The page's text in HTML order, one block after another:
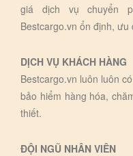
giá dịch vụ chuyển
Bestcargo.vn ổn định, ưu
DỊCH VỤ KHÁCH HÀNG
Bestcargo.vn luôn luôn
bảo hiểm hàng hóa,
thiết.
ĐỘI NGŨ NHÂN VIÊN